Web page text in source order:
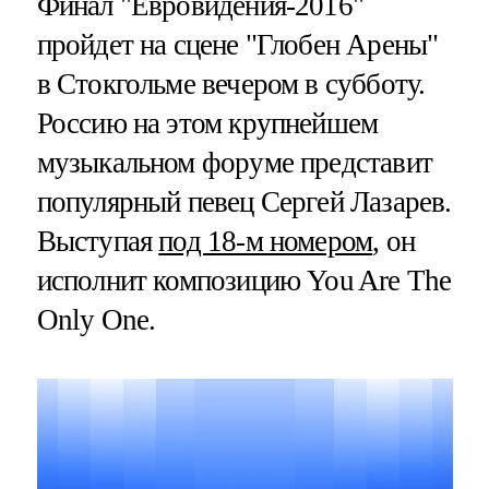
пройдет на сцене "Глобен Арены"
в Стокгольме вечером в субботу.
Россию на этом крупнейшем
музыкальном форуме представит
популярный певец Сергей Лазарев.
Выступаяпод 18-м номером, он
исполнит композицию You Are The
Only One.